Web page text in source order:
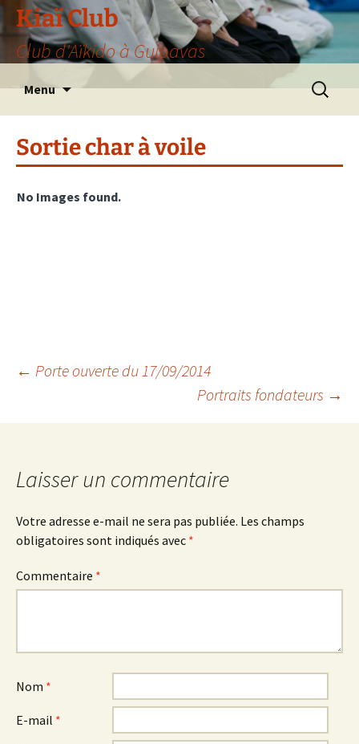
Aller
au
contenu
Kiaï Club
Club d'Aïkido à Guipavas
Menu
Sortie char à voile
No Images found.
Navigation
des
articles
← Porte ouverte du 17/09/2014
Portraits fondateurs →
Laisser un commentaire
Votre adresse e-mail ne sera pas publiée. Les champs
obligatoires sont indiqués avec *
Commentaire *
Nom *
E-mail *